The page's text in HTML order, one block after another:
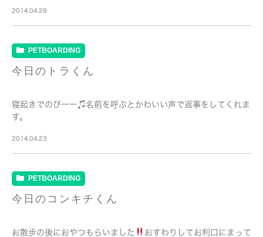
2014.04.29
PETBOARDING
今日のトラくん
寝起きでのびーー♫名前を呼ぶとかわいい声で返事をしてくれま
す。
2014.04.23
PETBOARDING
今日のコンキチくん
お散歩の後におやつもらいました
おすわりしてお利口にまって